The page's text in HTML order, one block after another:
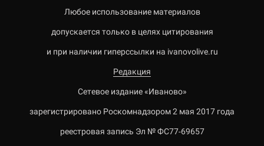
Любое использование материалов
допускается только в целях цитирования
и при наличии гиперссылки на ivanovolive.ru
Редакция
Сетевое издание «Иваново»
зарегистрировано Роскомнадзором 2 мая 2017 года
реестровая запись Эл № ФС77-69657